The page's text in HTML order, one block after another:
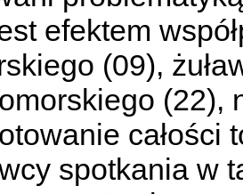
efektem
(09),
(22),
całości
spotkania w